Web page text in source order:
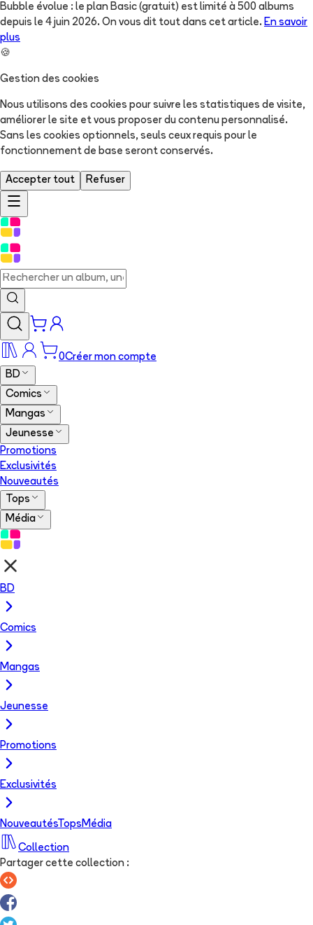
Bubble évolue : le plan Basic (gratuit) est limité à 500 albums
depuis le 4 juin 2026. On vous dit tout dans cet article. En savoir
plus
🍪
Gestion des cookies
Nous utilisons des cookies pour suivre les statistiques de visite,
améliorer le site et vous proposer du contenu personnalisé.
Sans les cookies optionnels, seuls ceux requis pour le
fonctionnement de base seront conservés.
Accepter tout Refuser
0Créer mon compte
BD
Comics
Mangas
Jeunesse
Promotions
Exclusivités
Nouveautés
Tops
Média
BD
Comics
Mangas
Jeunesse
Promotions
Exclusivités
NouveautésTops Média
Collection
Partager cette collection :